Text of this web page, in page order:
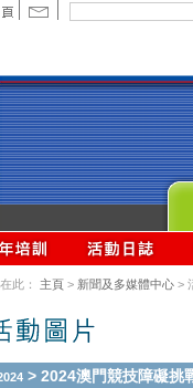
此： 主頁 > 新聞及多媒體中心 >
> 2024澳門競技障礙挑